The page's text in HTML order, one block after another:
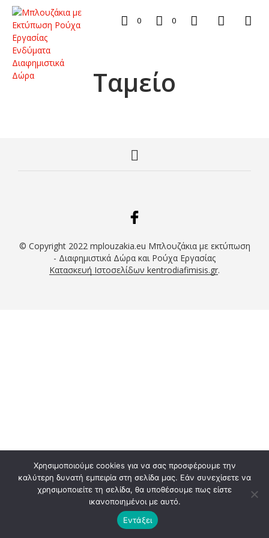
0 0
Ταμείο
© Copyright 2022 mplouzakia.eu Μπλουζάκια με εκτύπωση
- Διαφημιστικά Δώρα και Ρούχα Εργασίας
Κατασκευή Ιστοσελίδων kentrodiafimisis.gr.
Χρησιμοποιούμε cookies για να σας προσφέρουμε την
καλύτερη δυνατή εμπειρία στη σελίδα μας. Εάν συνεχίσετε να
χρησιμοποιείτε τη σελίδα, θα υποθέσουμε πως είστε
ικανοποιημένοι με αυτό.
Εντάξει